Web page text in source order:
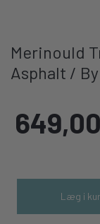
Merinould
Asphalt /
Læg i